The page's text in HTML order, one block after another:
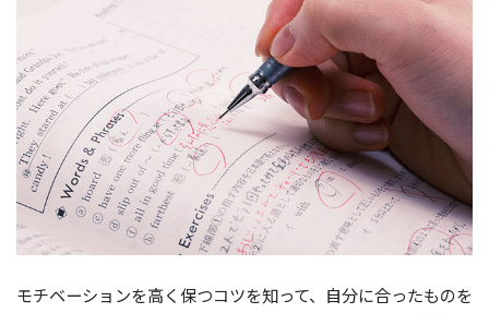
モチベーションを高く保つコツを知って、自分に合ったものを